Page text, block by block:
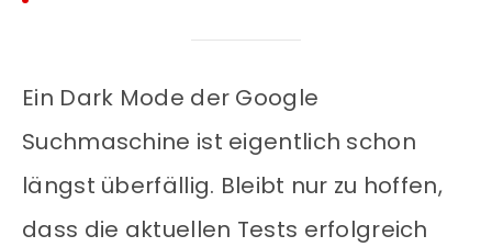
Ein Dark Mode der Google
Suchmaschine ist eigentlich schon
längst überfällig. Bleibt nur zu hoffen,
dass die aktuellen Tests erfolgreich